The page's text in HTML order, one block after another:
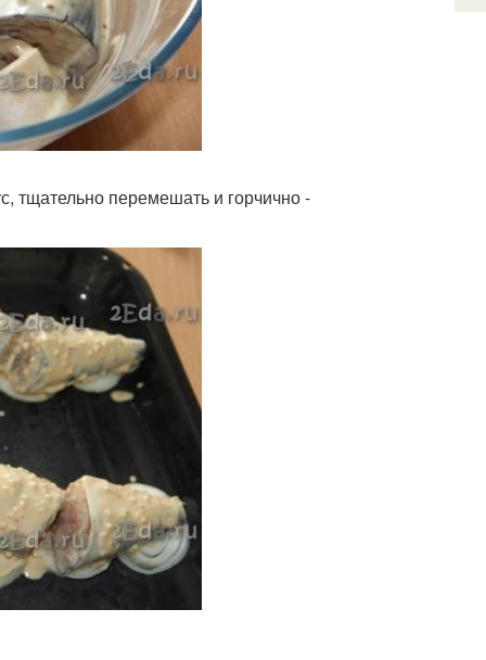
тщательно перемешать и горчично -